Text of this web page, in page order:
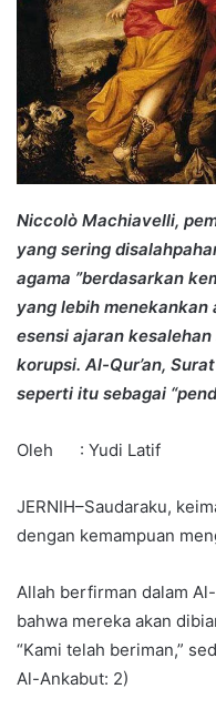
Niccolò Machiavelli,
yang sering
agama ”berdasarkan
yang lebih
esensi ajaran
korupsi. Al-Qur’an,
seperti itu sebagai
Oleh : Yudi Latif
JERNIH–Saudaraku,
dengan kemampuan
Allah berfirman dalam
bahwa mereka akan
“Kami telah beriman,”
Al-Ankabut: 2)